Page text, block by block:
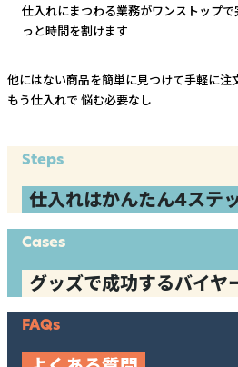
仕入れにまつわる業務がワンストップで
っと時間を割けます
他にはない商品を簡単に見つけて手軽に注
もう仕入れで 悩む必要なし
Steps
仕入れはかんたん4ステ
Cases
グッズで成功するバイヤ
FAQs